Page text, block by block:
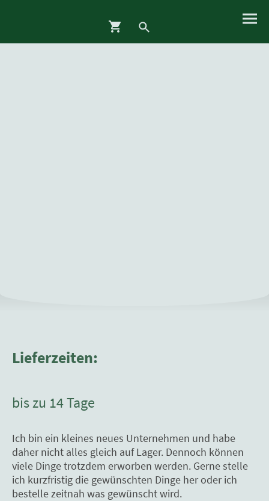
Lieferzeiten:
bis zu 14 Tage
Ich bin ein kleines neues Unternehmen und habe
daher nicht alles gleich auf Lager. Dennoch können
viele Dinge trotzdem erworben werden. Gerne stelle
ich kurzfristig die gewünschten Dinge her oder ich
bestelle zeitnah was gewünscht wird.